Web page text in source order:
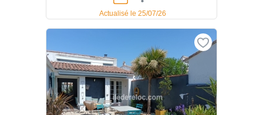
Actualisé le 25/07/26